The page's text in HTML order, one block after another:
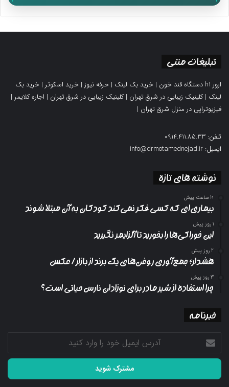
تبلیغات متنی
ارور h1 دستگاه قند خون | خرید بک لینک | حرفه نیوز | خرید اسکوتر | خرید بک
لینک |کلینیک زیبایی در شرق تهران |کلینیک زیبایی در شرق تهران | اجاره کلایمر |
فیزیوتراپی در منزل شرق تهران |
تلفن: 0914.411.85.33
ایمیل: info@drmotamednejad.ir
نوشته های تازه
10 ساعت پیش
بیماری‌ای که کسی فکر نمی‌کند کودکان به آن مبتلا شوند
1 روز پیش
این خوراکی‌ها را بخورید تا آلزایمر نگیرید
2 روز پیش
هشدار؛ جمع‌آوری روغن‌های یک برند از بازار/ عکس
3 روز پیش
چرا استفاده از شیر مادر برای نوزادان نارس حیاتی است؟
خبرنامه
آدرس
ایمیل
خود
وارد